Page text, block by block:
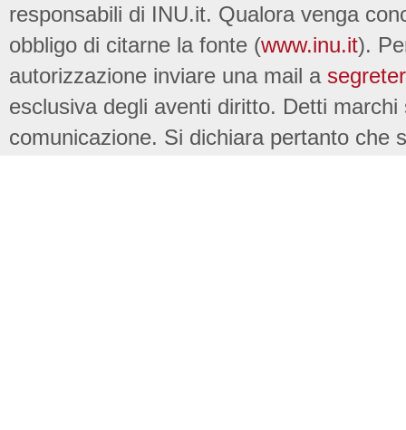
responsabili di INU.it. Qualora venga
obbligo di citarne la fonte (www.inu.it).
autorizzazione inviare una mail a
esclusiva degli aventi diritto. Detti
comunicazione. Si dichiara pertanto che